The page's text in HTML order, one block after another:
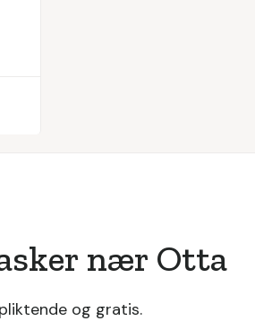
nær Otta
og gratis.